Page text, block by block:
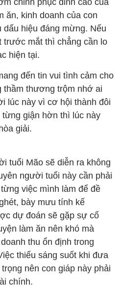
chinh phục đỉnh cao của
ăn, kinh doanh của con
dấu hiệu đáng mừng. Nếu
trước mắt thì chẳng cần lo
hiện tại.
đến tin vui tình cảm cho
thầm thương trộm nhớ ai
lúc này vì cơ hội thành đôi
giận hờn thì lúc này
giải.
tuổi Mão sẽ diễn ra không
người tuổi này cần phải
việc mình làm để đề
bày mưu tính kế
dự đoán sẽ gặp sự cố
làm ăn nên khó mà
thu ổn định trong
thiếu sáng suốt khi đưa
nên con giáp này phải
chính.